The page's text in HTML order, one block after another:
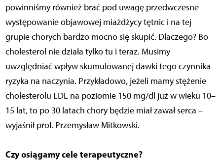
powinniśmy również brać pod uwagę przedwczesne
występowanie objawowej miażdżycy tętnic i na tej
grupie chorych bardzo mocno się skupić. Dlaczego? Bo
cholesterol nie działa tylko tu i teraz. Musimy
uwzględniać wpływ skumulowanej dawki tego czynnika
ryzyka na naczynia. Przykładowo, jeżeli mamy stężenie
cholesterolu LDL na poziomie 150 mg/dl już w wieku 10–
15 lat, to po 30 latach chory będzie miał zawał serca –
wyjaśnił prof. Przemysław Mitkowski.
Czy osiągamy cele terapeutyczne?